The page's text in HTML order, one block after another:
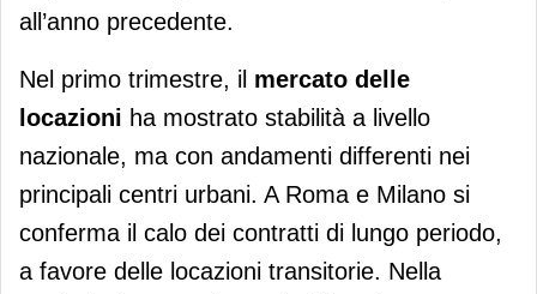
all’anno precedente.
Nel primo trimestre, il mercato delle
locazioni ha mostrato stabilità a livello
nazionale, ma con andamenti differenti nei
principali centri urbani. A Roma e Milano si
conferma il calo dei contratti di lungo periodo,
a favore delle locazioni transitorie. Nella